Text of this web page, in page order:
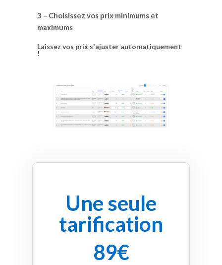
Une seule
tarification
89€
3 – Choisissez vos prix minimums et
maximums
Laissez vos prix s'ajuster automatiquement
!